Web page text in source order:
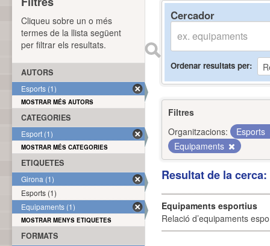
Cercador
Ordenar resultats per
Filtres
Organitzacions:
Esports
Equipaments
Resultat de la
Equipaments esportius
Relació d’equipaments
Cliqueu sobre un o més
termes de la llista següent
per filtrar els resultats.
AUTORS
Esports (1)
MOSTRAR MÉS AUTORS
CATEGORIES
Esport (1)
MOSTRAR MÉS CATEGORIES
ETIQUETES
Girona (1)
Esports (1)
Equipaments (1)
MOSTRAR MENYS ETIQUETES
FORMATS